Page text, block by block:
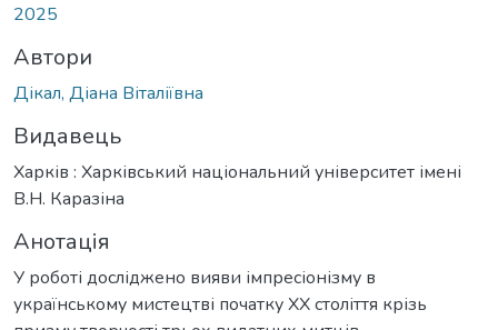
2025
Автори
Дікал, Діана Віталіївна
Видавець
Харків : Харківський національний університет імені
В.Н. Каразіна
Анотація
У роботі досліджено вияви імпресіонізму в
українському мистецтві початку ХХ століття крізь